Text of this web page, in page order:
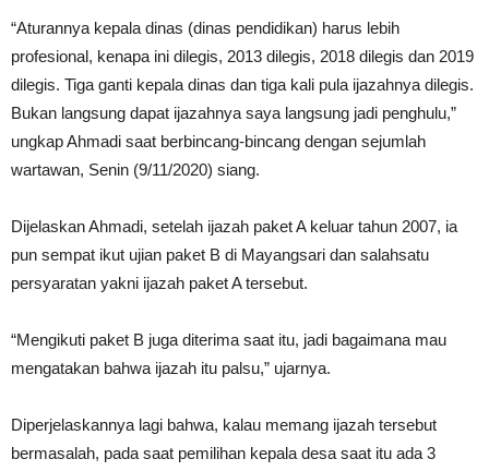
“Aturannya kepala dinas (dinas pendidikan) harus lebih
profesional, kenapa ini dilegis, 2013 dilegis, 2018 dilegis dan 2019
dilegis. Tiga ganti kepala dinas dan tiga kali pula ijazahnya dilegis.
Bukan langsung dapat ijazahnya saya langsung jadi penghulu,”
ungkap Ahmadi saat berbincang-bincang dengan sejumlah
wartawan, Senin (9/11/2020) siang.
Dijelaskan Ahmadi, setelah ijazah paket A keluar tahun 2007, ia
pun sempat ikut ujian paket B di Mayangsari dan salahsatu
persyaratan yakni ijazah paket A tersebut.
“Mengikuti paket B juga diterima saat itu, jadi bagaimana mau
mengatakan bahwa ijazah itu palsu,” ujarnya.
Diperjelaskannya lagi bahwa, kalau memang ijazah tersebut
bermasalah, pada saat pemilihan kepala desa saat itu ada 3